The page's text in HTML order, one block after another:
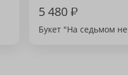
5 480₽
Букет "На седьмом